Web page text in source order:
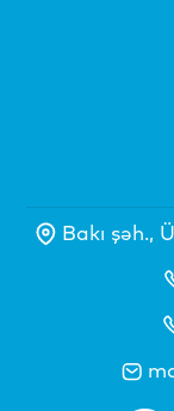
Bakı şəh.,